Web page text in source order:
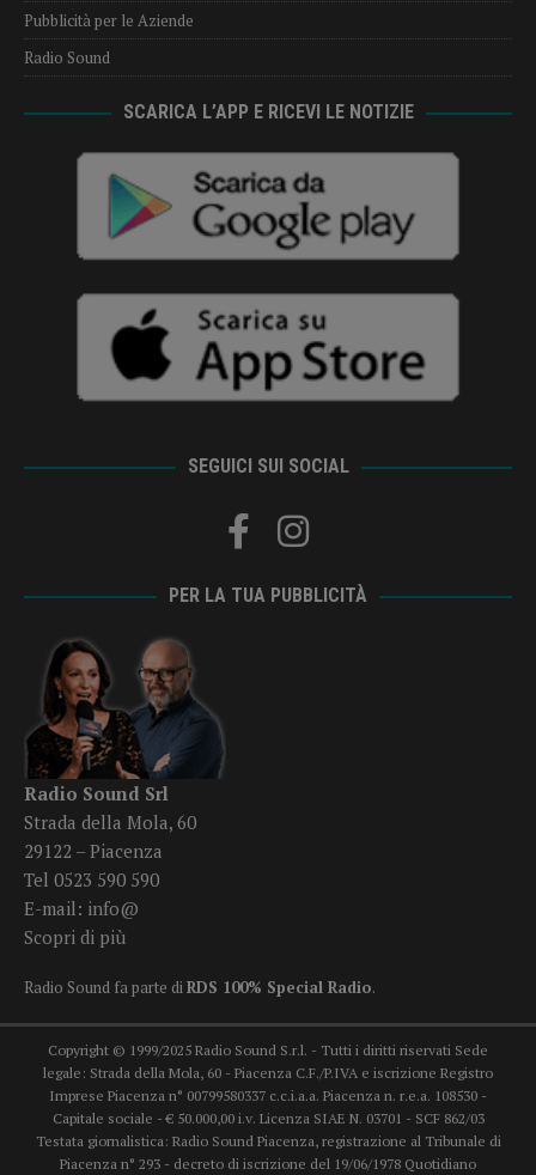
Pubblicità per le Aziende
Radio Sound
SCARICA L’APP E RICEVI LE NOTIZIE
SEGUICI SUI SOCIAL
PER LA TUA PUBBLICITÀ
Radio Sound Srl
Strada della Mola, 60
29122 – Piacenza
Tel 0523 590 590
E-mail: info@
Scopri di più
Radio Sound fa parte diRDS 100% Special Radio.
Copyright © 1999/2025 Radio Sound S.r.l. - Tutti i diritti riservati Sede
legale: Strada della Mola, 60 - Piacenza C.F./P.IVA e iscrizione Registro
Imprese Piacenza n° 00799580337 c.c.i.a.a. Piacenza n. r.e.a. 108530 -
Capitale sociale - € 50.000,00 i.v. Licenza SIAE N. 03701 - SCF 862/03
Testata giornalistica: Radio Sound Piacenza, registrazione al Tribunale di
Piacenza n° 293 - decreto di iscrizione del 19/06/1978 Quotidiano